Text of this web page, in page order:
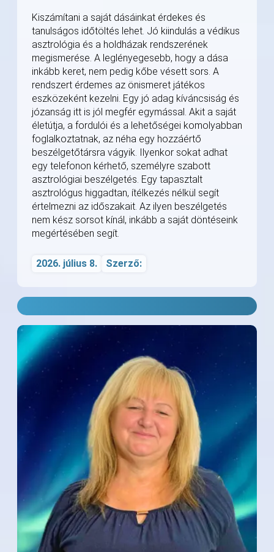
Kiszámítani a saját dásáinkat érdekes és
tanulságos időtöltés lehet. Jó kiindulás a védikus
asztrológia és a holdházak rendszerének
megismerése. A leglényegesebb, hogy a dása
inkább keret, nem pedig kőbe vésett sors. A
rendszert érdemes az önismeret játékos
eszközeként kezelni. Egy jó adag kíváncsiság és
józanság itt is jól megfér egymással. Akit a saját
életútja, a fordulói és a lehetőségei komolyabban
foglalkoztatnak, az néha egy hozzáértő
beszélgetőtársra vágyik. Ilyenkor sokat adhat
egy telefonon kérhető, személyre szabott
asztrológiai beszélgetés. Egy tapasztalt
asztrológus higgadtan, ítélkezés nélkül segít
értelmezni az időszakait. Az ilyen beszélgetés
nem kész sorsot kínál, inkább a saját döntéseink
megértésében segít.
2026. július 8. Szerző: